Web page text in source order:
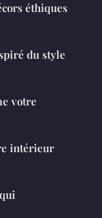
éthiques
du style
votre
intérieur